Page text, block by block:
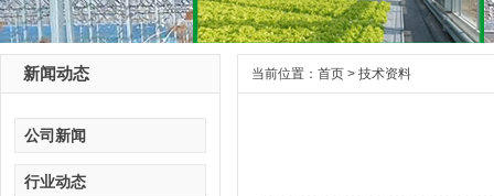
新闻动态
公司新闻
行业动态
当前位置： 首页 > 技术资料